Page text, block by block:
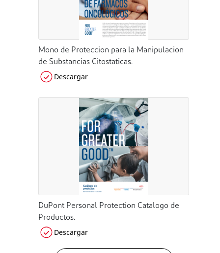
Mono de Proteccion para la Manipulacion
de Substancias Citostaticas.
Descargar
DuPont Personal Protection Catalogo de
Productos.
Descargar